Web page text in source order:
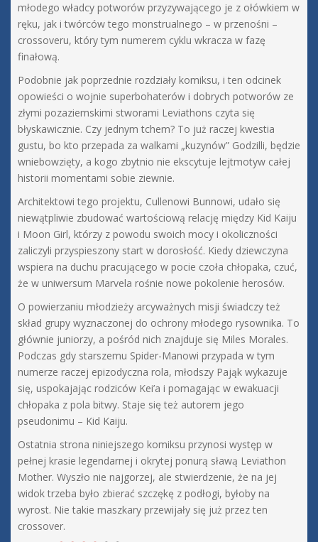
młodego władcy potworów przyzywającego je z ołówkiem w
ręku, jak i twórców tego monstrualnego – w przenośni –
crossoveru, który tym numerem cyklu wkracza w fazę
finałową.
Podobnie jak poprzednie rozdziały komiksu, i ten odcinek
opowieści o wojnie superbohaterów i dobrych potworów ze
złymi pozaziemskimi stworami Leviathons czyta się
błyskawicznie. Czy jednym tchem? To już raczej kwestia
gustu, bo kto przepada za walkami „kuzynów” Godzilli, będzie
wniebowzięty, a kogo zbytnio nie ekscytuje lejtmotyw całej
historii momentami sobie ziewnie.
Architektowi tego projektu, Cullenowi Bunnowi, udało się
niewątpliwie zbudować wartościową relację między Kid Kaiju
i Moon Girl, którzy z powodu swoich mocy i okoliczności
zaliczyli przyspieszony start w dorosłość. Kiedy dziewczyna
wspiera na duchu pracującego w pocie czoła chłopaka, czuć,
że w uniwersum Marvela rośnie nowe pokolenie herosów.
O powierzaniu młodzieży arcyważnych misji świadczy też
skład grupy wyznaczonej do ochrony młodego rysownika. To
głównie juniorzy, a pośród nich znajduje się Miles Morales.
Podczas gdy starszemu Spider-Manowi przypada w tym
numerze raczej epizodyczna rola, młodszy Pająk wykazuje
się, uspokajając rodziców Kei’a i pomagając w ewakuacji
chłopaka z pola bitwy. Staje się też autorem jego
pseudonimu – Kid Kaiju.
Ostatnia strona niniejszego komiksu przynosi występ w
pełnej krasie legendarnej i okrytej ponurą sławą Leviathon
Mother. Wyszło nie najgorzej, ale stwierdzenie, że na jej
widok trzeba było zbierać szczękę z podłogi, byłoby na
wyrost. Nie takie maszkary przewijały się już przez ten
crossover.